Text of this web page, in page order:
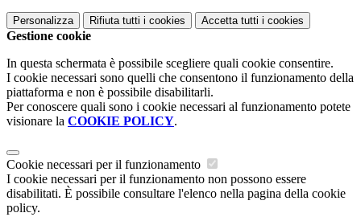
Personalizza Rifiuta tutti i cookies Accetta tutti i cookies
Gestione cookie
In questa schermata è possibile scegliere quali cookie consentire.
I cookie necessari sono quelli che consentono il funzionamento della
piattaforma e non è possibile disabilitarli.
Per conoscere quali sono i cookie necessari al funzionamento potete
visionare la COOKIE POLICY.
Cookie necessari per il funzionamento
I cookie necessari per il funzionamento non possono essere
disabilitati. È possibile consultare l'elenco nella pagina della cookie
policy.